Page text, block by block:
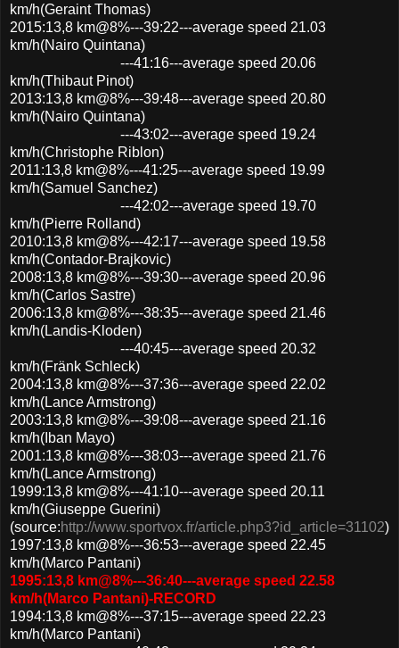
km/h(Geraint Thomas)
2015:13,8 km@8%---39:22---average speed 21.03
km/h(Nairo Quintana)
---41:16---average speed 20.06
km/h(Thibaut Pinot)
2013:13,8 km@8%---39:48---average speed 20.80
km/h(Nairo Quintana)
---43:02---average speed 19.24
km/h(Christophe Riblon)
2011:13,8 km@8%---41:25---average speed 19.99
km/h(Samuel Sanchez)
---42:02---average speed 19.70
km/h(Pierre Rolland)
2010:13,8 km@8%---42:17---average speed 19.58
km/h(Contador-Brajkovic)
2008:13,8 km@8%---39:30---average speed 20.96
km/h(Carlos Sastre)
2006:13,8 km@8%---38:35---average speed 21.46
km/h(Landis-Kloden)
---40:45---average speed 20.32
km/h(Fränk Schleck)
2004:13,8 km@8%---37:36---average speed 22.02
km/h(Lance Armstrong)
2003:13,8 km@8%---39:08---average speed 21.16
km/h(Iban Mayo)
2001:13,8 km@8%---38:03---average speed 21.76
km/h(Lance Armstrong)
1999:13,8 km@8%---41:10---average speed 20.11
km/h(Giuseppe Guerini)
(source:http://www.sportvox.fr/article.php3?id_article=31102)
1997:13,8 km@8%---36:53---average speed 22.45
km/h(Marco Pantani)
1995:13,8 km@8%---36:40---average speed 22.58
km/h(Marco Pantani)-RECORD
1994:13,8 km@8%---37:15---average speed 22.23
km/h(Marco Pantani)